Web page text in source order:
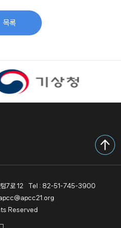
목록
7로 12
Tel : 82-51-745-3900
apcc@apcc21.org
Reserved